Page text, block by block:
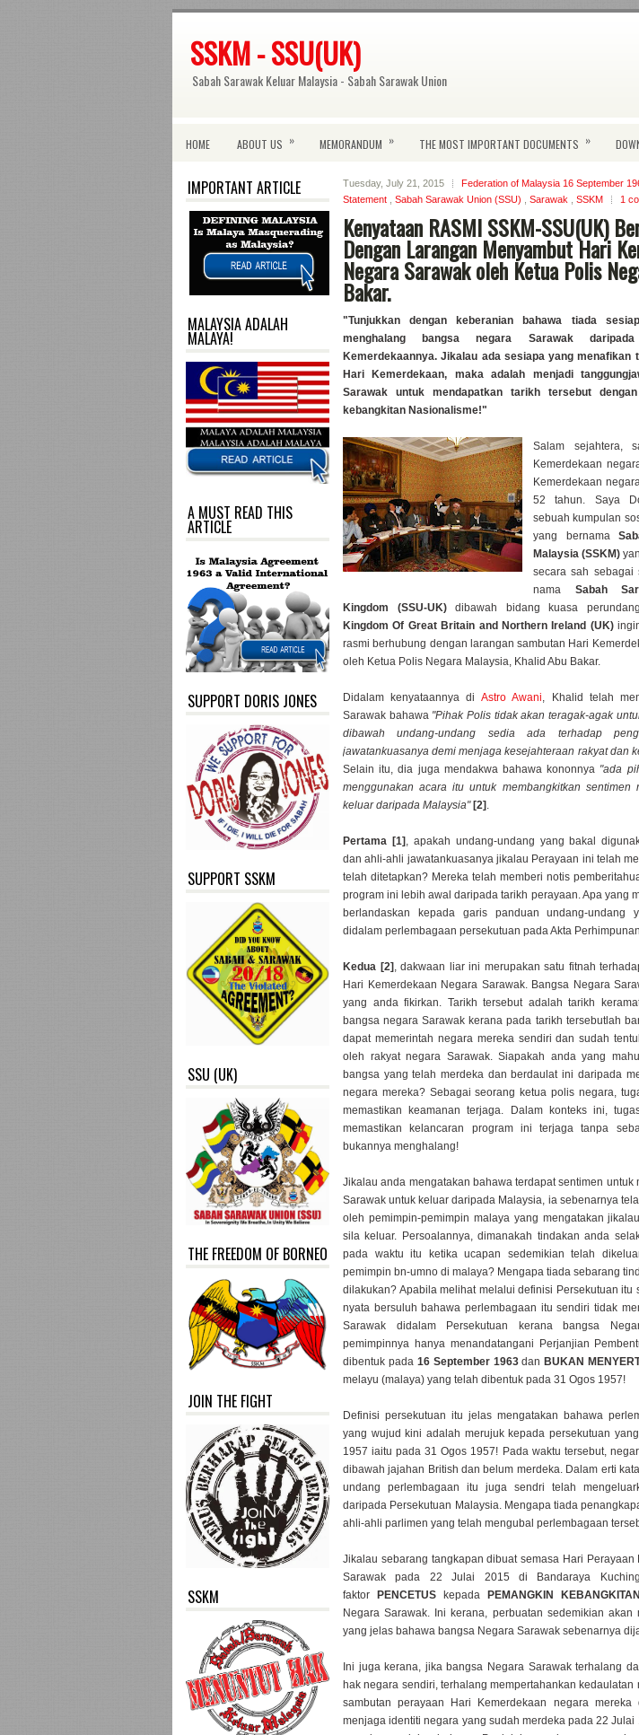
SSKM - SSU(UK)
Sabah Sarawak Keluar Malaysia - Sabah Sarawak Union
HOME ABOUT US » MEMORANDUM » THE MOST IMPORTANT DOCUMENTS »
IMPORTANT ARTICLE
MALAYSIA ADALAH
MALAYA!
A MUST READ THIS
ARTICLE
SUPPORT DORIS JONES
SUPPORT SSKM
SSU (UK)
THE FREEDOM OF BORNEO
JOIN THE FIGHT
SSKM
Tuesday, July 21, 2015 Federation of Malaysia 16 September
Statement
Sabah Sarawak Union (SSU) Sarawak SSKM 1
Kenyataan RASMI SSKM-SSU(UK)
Dengan Larangan Menyambut Hari
Negara Sarawak oleh Ketua Polis
Bakar.
"Tunjukkan dengan keberanian bahawa tiada
menghalang bangsa negara Sarawak
Kemerdekaannya. Jikalau ada sesiapa yang menafikan
Hari Kemerdekaan, maka adalah menjadi
Sarawak untuk mendapatkan tarikh tersebut
kebangkitan Nasionalisme!"
Salam sejahtera,
Kemerdekaan
Kemerdekaan
52 tahun. Saya
sebuah kumpulan
yang bernama
Malaysia (SSKM)
secara sah sebagai
nama Sabah
Kingdom (SSU-UK)dibawah bidang kuasa
Kingdom Of Great Britain and Northern Ireland (UK)
rasmi berhubung dengan larangan sambutan Hari
oleh Ketua Polis Negara Malaysia, Khalid Abu Bakar.
Didalam kenyataannya diAstro Awani, Khalid telah
Sarawak bahawa "Pihak Polis tidak akan teragak-agak
dibawah undang-undang sedia ada terhadap
jawatankuasanya demi menjaga kesejahteraan rakyat dan
Selain itu, dia juga mendakwa bahawa kononnya "ada
menggunakan acara itu untuk membangkitkan sentimen
keluar daripada Malaysia" [2] .
Pertama [1] , apakah undang-undang yang bakal
dan ahli-ahli jawatankuasanya jikalau Perayaan ini telah
telah ditetapkan? Mereka telah memberi notis
program ini lebih awal daripada tarikh perayaan. Apa yang
berlandaskan kepada garis panduan undang-undang
didalam perlembagaan persekutuan pada Akta
Kedua [2] , dakwaan liar ini merupakan satu fitnah
Hari Kemerdekaan Negara Sarawak. Bangsa Negara
yang anda fikirkan. Tarikh tersebut adalah tarikh
bangsa negara Sarawak kerana pada tarikh tersebutlah
dapat memerintah negara mereka sendiri dan sudah
oleh rakyat negara Sarawak. Siapakah anda yang
bangsa yang telah merdeka dan berdaulat ini daripada
negara mereka? Sebagai seorang ketua polis negara,
memastikan keamanan terjaga. Dalam konteks ini,
memastikan kelancaran program ini terjaga tanpa
bukannya menghalang!
Jikalau anda mengatakan bahawa terdapat sentimen untuk
Sarawak untuk keluar daripada Malaysia, ia sebenarnya
oleh pemimpin-pemimpin malaya yang mengatakan
sila keluar. Persoalannya, dimanakah tindakan anda
pada waktu itu ketika ucapan sedemikian telah
pemimpin bn-umno di malaya? Mengapa tiada sebarang
dilakukan? Apabila melihat melalui definisi Persekutuan itu
nyata bersuluh bahawa perlembagaan itu sendiri tidak
Sarawak didalam Persekutuan kerana bangsa
pemimpinnya hanya menandatangani Perjanjian
dibentuk pada 16 September 1963dan BUKAN
melayu (malaya) yang telah dibentuk pada 31 Ogos 1957!
Definisi persekutuan itu jelas mengatakan bahawa
yang wujud kini adalah merujuk kepada persekutuan
1957 iaitu pada 31 Ogos 1957! Pada waktu tersebut,
dibawah jajahan British dan belum merdeka. Dalam erti
undang perlembagaan itu juga sendri telah
daripada Persekutuan Malaysia. Mengapa tiada
ahli-ahli parlimen yang telah mengubal perlembagaan
Jikalau sebarang tangkapan dibuat semasa Hari Perayaan
Sarawak pada 22 Julai 2015 di Bandaraya
faktor
PENCETUS kepada PEMANGKIN
Negara Sarawak. Ini kerana, perbuatan sedemikian akan
yang jelas bahawa bangsa Negara Sarawak sebenarnya
Ini juga kerana, jika bangsa Negara Sarawak terhalang
hak negara sendiri, terhalang mempertahankan kedaulatan
sambutan perayaan Hari Kemerdekaan negara
menjaga identiti negara yang sudah merdeka pada 22 Julai